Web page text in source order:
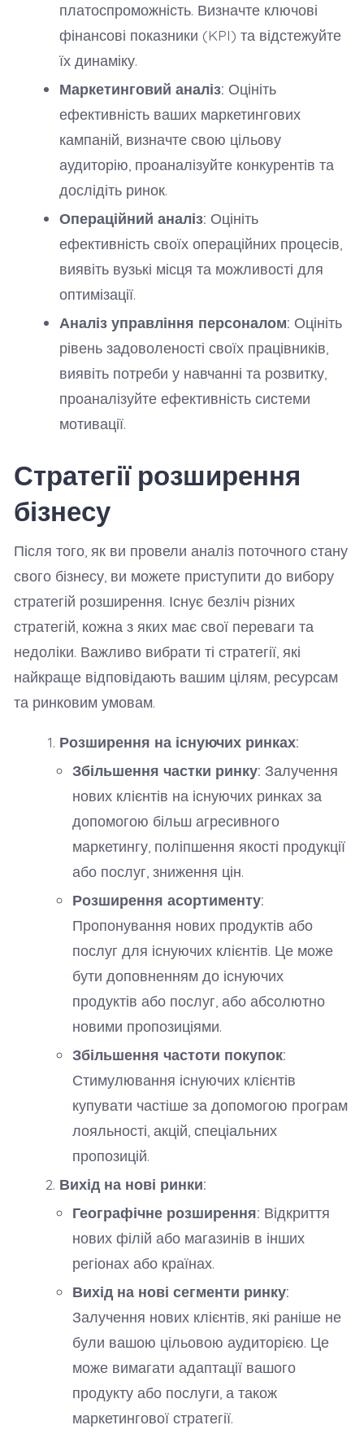
платоспроможність. Визначте ключові
фінансові показники (KPI) та відстежуйте
їх динаміку.
Маркетинговий аналіз: Оцініть
ефективність ваших маркетингових
кампаній, визначте свою цільову
аудиторію, проаналізуйте конкурентів та
дослідіть ринок.
Операційний аналіз: Оцініть
ефективність своїх операційних процесів,
виявіть вузькі місця та можливості для
оптимізації.
Аналіз управління персоналом: Оцініть
рівень задоволеності своїх працівників,
виявіть потреби у навчанні та розвитку,
проаналізуйте ефективність системи
мотивації.
Стратегії розширення
бізнесу
Після того, як ви провели аналіз поточного стану
свого бізнесу, ви можете приступити до вибору
стратегій розширення. Існує безліч різних
стратегій, кожна з яких має свої переваги та
недоліки. Важливо вибрати ті стратегії, які
найкраще відповідають вашим цілям, ресурсам
та ринковим умовам.
Розширення на існуючих ринках:
Збільшення частки ринку: Залучення
нових клієнтів на існуючих ринках за
допомогою більш агресивного
маркетингу, поліпшення якості продукції
або послуг, зниження цін.
Розширення асортименту:
Пропонування нових продуктів або
послуг для існуючих клієнтів. Це може
бути доповненням до існуючих
продуктів або послуг, або абсолютно
новими пропозиціями.
Збільшення частоти покупок:
Стимулювання існуючих клієнтів
купувати частіше за допомогою програм
лояльності, акцій, спеціальних
пропозицій.
Вихід на нові ринки:
Географічне розширення: Відкриття
нових філій або магазинів в інших
регіонах або країнах.
Вихід на нові сегменти ринку:
Залучення нових клієнтів, які раніше не
були вашою цільовою аудиторією. Це
може вимагати адаптації вашого
продукту або послуги, а також
маркетингової стратегії.